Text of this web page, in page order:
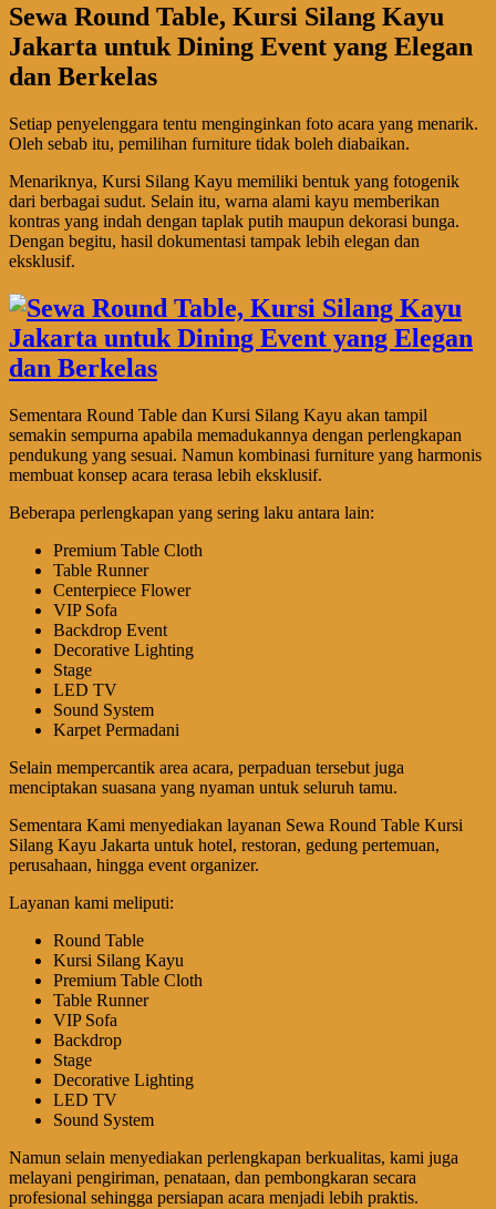
Sewa Round Table, Kursi Silang Kayu
Jakarta untuk Dining Event yang Elegan
dan Berkelas
Setiap penyelenggara tentu menginginkan foto acara yang menarik.
Oleh sebab itu, pemilihan furniture tidak boleh diabaikan.
Menariknya, Kursi Silang Kayu memiliki bentuk yang fotogenik
dari berbagai sudut. Selain itu, warna alami kayu memberikan
kontras yang indah dengan taplak putih maupun dekorasi bunga.
Dengan begitu, hasil dokumentasi tampak lebih elegan dan
eksklusif.
Sementara Round Table dan Kursi Silang Kayu akan tampil
semakin sempurna apabila memadukannya dengan perlengkapan
pendukung yang sesuai. Namun kombinasi furniture yang harmonis
membuat konsep acara terasa lebih eksklusif.
Beberapa perlengkapan yang sering laku antara lain:
Premium Table Cloth
Table Runner
Centerpiece Flower
VIP Sofa
Backdrop Event
Decorative Lighting
Stage
LED TV
Sound System
Karpet Permadani
Selain mempercantik area acara, perpaduan tersebut juga
menciptakan suasana yang nyaman untuk seluruh tamu.
Sementara Kami menyediakan layanan Sewa Round Table Kursi
Silang Kayu Jakarta untuk hotel, restoran, gedung pertemuan,
perusahaan, hingga event organizer.
Layanan kami meliputi:
Round Table
Kursi Silang Kayu
Premium Table Cloth
Table Runner
VIP Sofa
Backdrop
Stage
Decorative Lighting
LED TV
Sound System
Namun selain menyediakan perlengkapan berkualitas, kami juga
melayani pengiriman, penataan, dan pembongkaran secara
profesional sehingga persiapan acara menjadi lebih praktis.